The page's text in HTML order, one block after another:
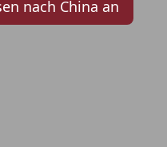
nach China an